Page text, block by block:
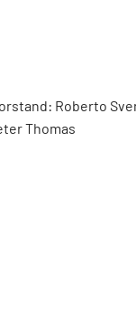
Roberto
Thomas